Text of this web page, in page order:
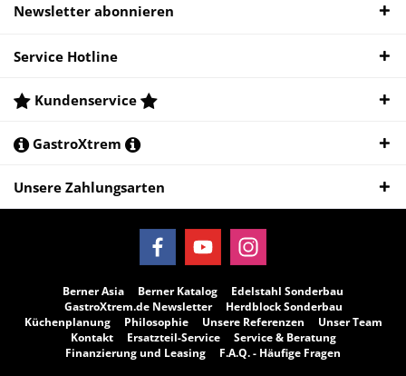
Newsletter abonnieren
Service Hotline
Kundenservice
GastroXtrem
Unsere Zahlungsarten
Berner Asia Berner Katalog
Edelstahl Sonderbau
GastroXtrem.de Newsletter
Herdblock Sonderbau
Küchenplanung
Philosophie Unsere Referenzen
Unser Team
Kontakt
Ersatzteil-Service
Service & Beratung
Finanzierung und Leasing
F.A.Q. - Häufige Fragen